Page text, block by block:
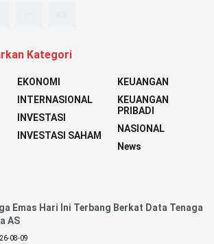
Kategori
EKONOMI
INTERNASIONAL
INVESTASI
INVESTASI SAHAM
KEUANGAN
KEUANGAN
PRIBADI
NASIONAL
News
Emas Hari Ini Terbang Berkat Data Tenaga
AS
08-09